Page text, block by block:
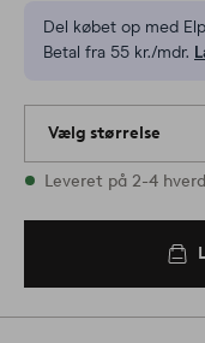
Del købet op med
Betal fra 55 kr./mdr.
Vælg størrelse
3 størrelser er på
Leveret på 2-4
Læg i